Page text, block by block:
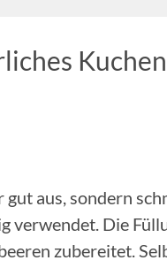
aus, sondern
verwendet. Die
zubereitet.